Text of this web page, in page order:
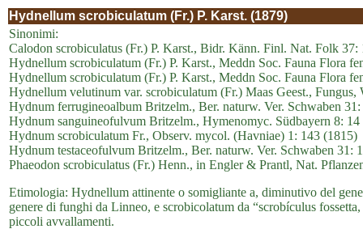
Hydnellum scrobiculatum (Fr.) P. Karst. (1879)
Sinonimi:
Calodon scrobiculatus (Fr.) P. Karst., Bidr. Känn. Finl. Nat. Folk 37:
Hydnellum scrobiculatum (Fr.) P. Karst., Meddn Soc. Fauna Flora
Hydnellum scrobiculatum (Fr.) P. Karst., Meddn Soc. Fauna Flora
Hydnellum velutinum var. scrobiculatum (Fr.) Maas Geest., Fungus,
Hydnum ferrugineoalbum Britzelm., Ber. naturw. Ver. Schwaben
Hydnum sanguineofulvum Britzelm., Hymenomyc. Südbayern 8: 14
Hydnum scrobiculatum Fr., Observ. mycol. (Havniae) 1: 143 (1815)
Hydnum testaceofulvum Britzelm., Ber. naturw. Ver. Schwaben 31:
Phaeodon scrobiculatus (Fr.) Henn., in Engler & Prantl, Nat.
Etimologia: Hydnellum attinente o somigliante a, diminutivo del
genere di funghi da Linneo, e scrobicolatum da “scrobículus
piccoli avvallamenti.